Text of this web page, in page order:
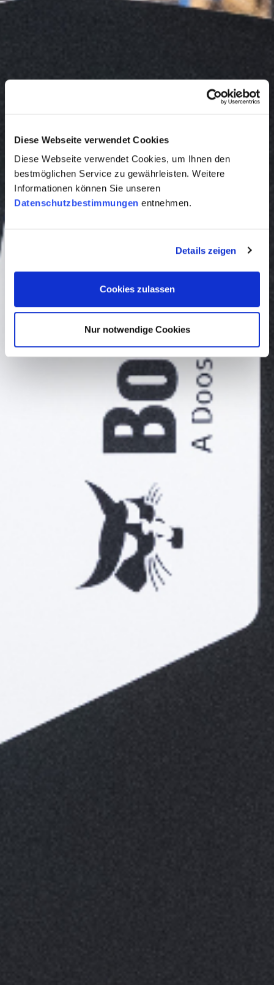
Diese Webseite verwendet Cookies
Diese Webseite verwendet Cookies, um Ihnen den
bestmöglichen Service zu gewährleisten. Weitere
Informationen können Sie unseren
Datenschutzbestimmungen entnehmen.
Details zeigen
Cookies zulassen
Nur notwendige Cookies